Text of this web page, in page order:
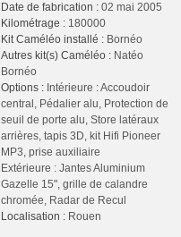
Date de fabrication : 02 mai 2005
Kilométrage : 180000
Kit Caméléo installé : Bornéo
Autres kit(s) Caméléo : Natéo
Bornéo
Options : Intérieure : Accoudoir
central, Pédalier alu, Protection de
seuil de porte alu, Store latéraux
arrières, tapis 3D, kit Hifi Pioneer
MP3, prise auxiliaire
Extérieure : Jantes Aluminium
Gazelle 15", grille de calandre
chromée, Radar de Recul
Localisation : Rouen